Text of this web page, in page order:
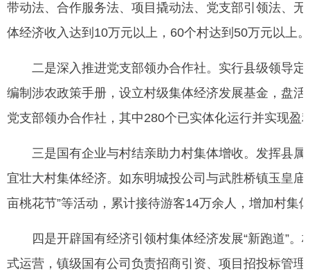
带动法、合作服务法、项目撬动法、党支部引领法、
体经济收入达到10万元以上，60个村达到50万元以上。
二是深入推进党支部领办合作社。实行县级领导定
编制涉农政策手册，设立村级集体经济发展基金，盘
党支部领办合作社，其中280个已实体化运行并实现盈
三是国有企业与村结亲助力村集体增收。发挥县属
宜壮大村集体经济。如东明城投公司与武胜桥镇玉皇
亩桃花节”等活动，累计接待游客14万余人，增加村集
四是开辟国有经济引领村集体经济发展“新跑道”。
式运营，镇级国有公司负责招商引资、项目招投标管